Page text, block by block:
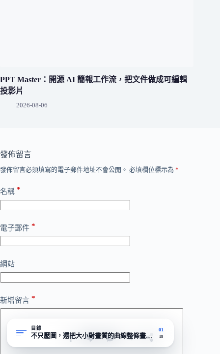
PPT Master：開源 AI 簡報工作流，把文件做成可編輯
投影片
2026-08-06
發佈留言
發佈留言必須填寫的電子郵件地址不會公開。 必填欄位標示為 *
名稱 *
電子郵件 *
網站
新增留言 *
目錄
不只壓圖，還把大小對畫質的曲線整條畫給你看
01
18